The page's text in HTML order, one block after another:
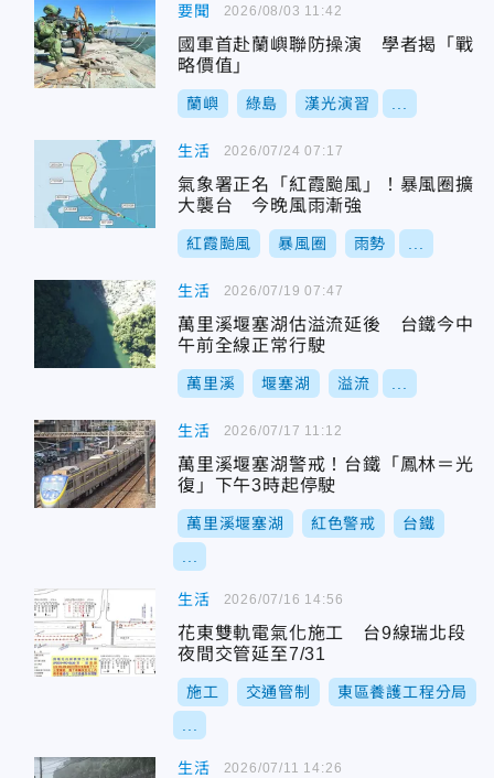
要聞
國軍首赴蘭嶼聯防操演 學者揭「戰
略價值」
蘭嶼 綠島 漢光演習
2026/08/03 11:42
生活
氣象署正名「紅霞颱風」！暴風圈擴
大襲台 今晚風雨漸強
紅霞颱風 暴風圈 雨勢
2026/07/24 07:17
生活
萬里溪堰塞湖估溢流延後 台鐵今中
午前全線正常行駛
萬里溪 堰塞湖 溢流
2026/07/19 07:47
生活
萬里溪堰塞湖警戒！台鐵「鳳林＝光
復」下午3時起停駛
萬里溪堰塞湖 紅色警戒 台鐵
2026/07/17 11:12
生活
花東雙軌電氣化施工 台9線瑞北段
夜間交管延至7/31
施工 交通管制 東區養護工程分局
2026/07/16 14:56
生活 2026/07/11 14:26